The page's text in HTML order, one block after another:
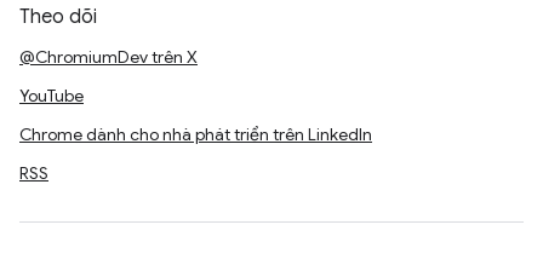
Theo dõi
@ChromiumDev trên X
YouTube
Chrome dành cho nhà phát triển trên LinkedIn
RSS